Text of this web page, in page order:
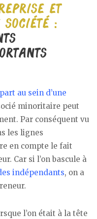
au sein d’une
minoritaire peut
Par conséquent vu
les lignes
en compte le fait
Car si l’on bascule à
indépendants, on a
l’on était à la tête